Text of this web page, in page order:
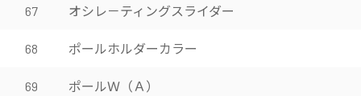
67 オシレ－ティングスライダー
68 ポールホルダーカラー
69 ポールＷ（Ａ）